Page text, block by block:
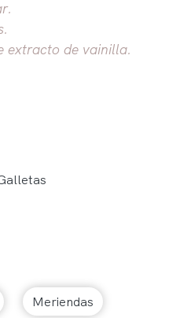
extracto de vainilla.
Meriendas